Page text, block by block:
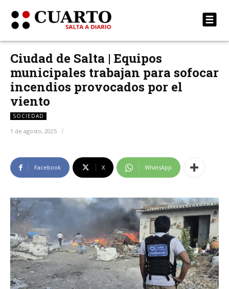
Ciudad de Salta | Equipos
municipales trabajan para sofocar
incendios provocados por el
viento
SOCIEDAD
1 de agosto, 2025
Facebook X WhatsApp